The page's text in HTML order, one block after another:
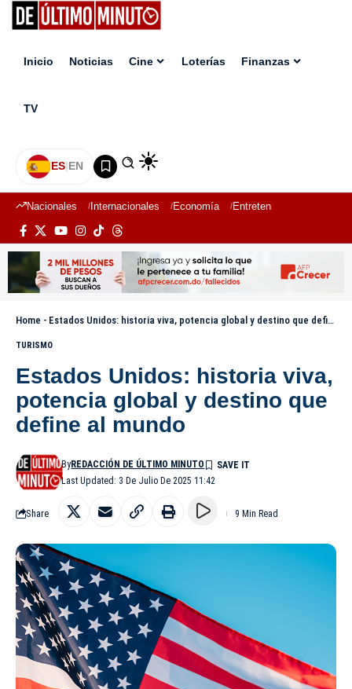
Inicio Noticias Cine Loterías Finanzas
TV
ES|EN
Nacionales Internacionales Economía Entretenimiento
Home - Estados Unidos: historia viva, potencia global y destino que define al mundo
TURISMO
Estados Unidos: historia viva,
potencia global y destino que
define al mundo
Last Updated: 3 De Julio De 2025 11:42
ByREDACCIÓN DE ÚLTIMO MINUTO
Share 9 Min Read